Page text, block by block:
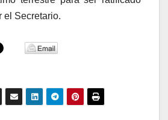
el Secretario.